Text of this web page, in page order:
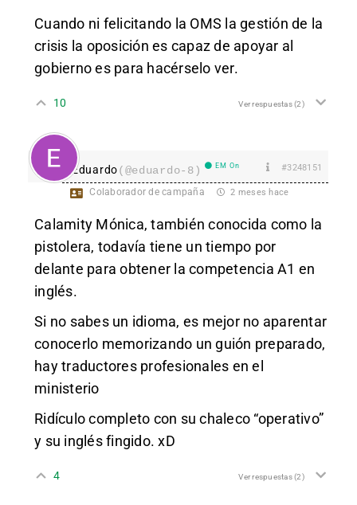
Cuando ni felicitando la OMS la gestión de la
crisis la oposición es capaz de apoyar al
gobierno es para hacérselo ver.
10 Ver respuestas(2)
Eduardo(@eduardo-8) EM On #3248151
Colaborador de campaña 2 meses hace
Calamity Mónica, también conocida como la
pistolera, todavía tiene un tiempo por
delante para obtener la competencia A1 en
inglés.
Si no sabes un idioma, es mejor no aparentar
conocerlo memorizando un guión preparado,
hay traductores profesionales en el
ministerio
Ridículo completo con su chaleco “operativo”
y su inglés fingido. xD
4 Ver respuestas(2)